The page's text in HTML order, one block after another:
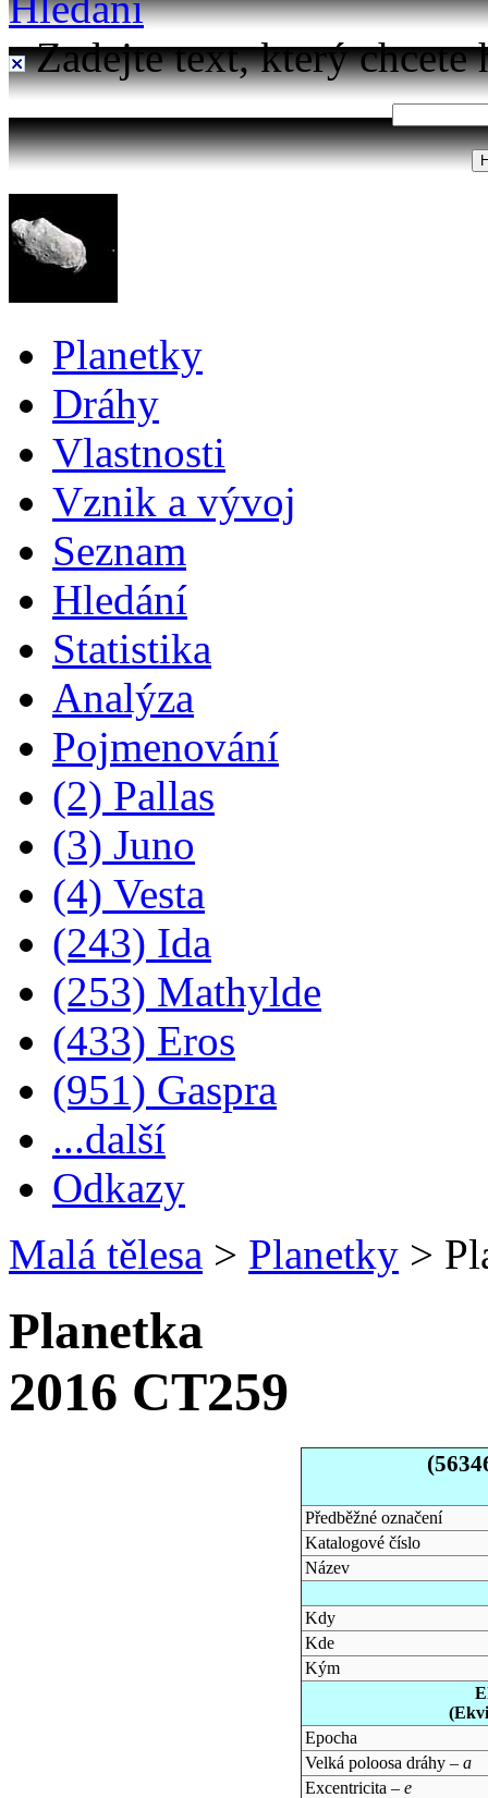
Zadejte text, který chcete
Planetky
Dráhy
Vlastnosti
Vznik a vývoj
Seznam
Hledání
Statistika
Analýza
Pojmenování
(2) Pallas
(3) Juno
(4) Vesta
(243) Ida
(253) Mathylde
(433) Eros
(951) Gaspra
...další
Odkazy
Malá tělesa > Planetky >
Planetka
2016 CT259
Předběžné označení
Katalogové číslo
Název
Kdy
Kde
Kým
Epocha
Velká poloosa dráhy – a
Excentricita – e